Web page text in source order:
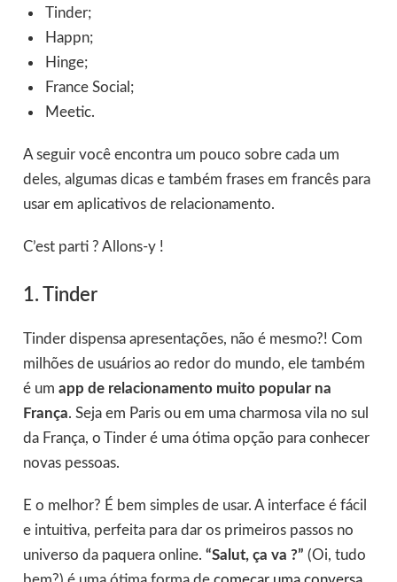
Tinder;
Happn;
Hinge;
France Social;
Meetic.
A seguir você encontra um pouco sobre cada um
deles, algumas dicas e também frases em francês para
usar em aplicativos de relacionamento.
C’est parti ? Allons-y !
1. Tinder
Tinder dispensa apresentações, não é mesmo?! Com
milhões de usuários ao redor do mundo, ele também
é um app de relacionamento muito popular na
França. Seja em Paris ou em uma charmosa vila no sul
da França, o Tinder é uma ótima opção para conhecer
novas pessoas.
E o melhor? É bem simples de usar. A interface é fácil
e intuitiva, perfeita para dar os primeiros passos no
universo da paquera online. “Salut, ça va ?” (Oi, tudo